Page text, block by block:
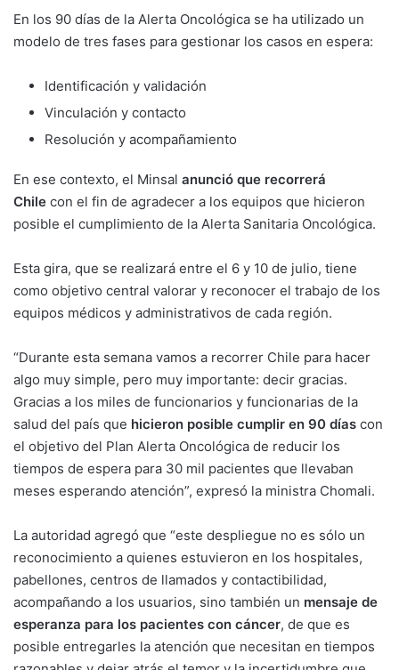
En los 90 días de la Alerta Oncológica se ha utilizado un
modelo de tres fases para gestionar los casos en espera:
Identificación y validación
Vinculación y contacto
Resolución y acompañamiento
En ese contexto, el Minsal anunció que recorrerá
Chile con el fin de agradecer a los equipos que hicieron
posible el cumplimiento de la Alerta Sanitaria Oncológica.
Esta gira, que se realizará entre el 6 y 10 de julio, tiene
como objetivo central valorar y reconocer el trabajo de los
equipos médicos y administrativos de cada región.
“Durante esta semana vamos a recorrer Chile para hacer
algo muy simple, pero muy importante: decir gracias.
Gracias a los miles de funcionarios y funcionarias de la
salud del país que hicieron posible cumplir en 90 días con
el objetivo del Plan Alerta Oncológica de reducir los
tiempos de espera para 30 mil pacientes que llevaban
meses esperando atención”, expresó la ministra Chomali.
La autoridad agregó que “este despliegue no es sólo un
reconocimiento a quienes estuvieron en los hospitales,
pabellones, centros de llamados y contactibilidad,
acompañando a los usuarios, sino también un mensaje de
esperanza para los pacientes con cáncer, de que es
posible entregarles la atención que necesitan en tiempos